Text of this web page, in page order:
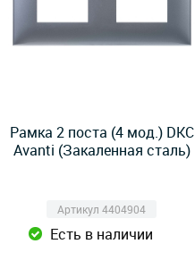
Рамка 2 поста (4 мод.) DKC
Avanti (Закаленная сталь)
Артикул 4404904
Есть в наличии